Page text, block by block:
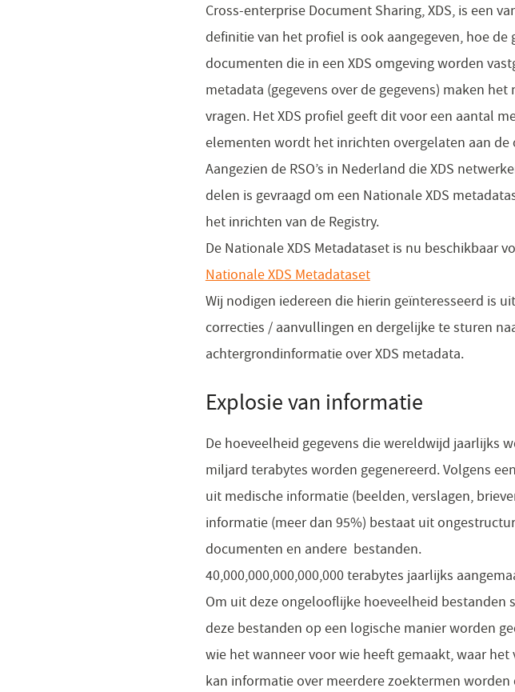
Cross-enterprise Document Sharing, XDS, is een
definitie van het profiel is ook aangegeven, hoe
documenten die in een XDS omgeving worden
metadata (gegevens over de gegevens) maken
vragen. Het XDS profiel geeft dit voor een aantal
elementen wordt het inrichten overgelaten aan de
Aangezien de RSO’s in Nederland die XDS
delen is gevraagd om een Nationale XDS
het inrichten van de Registry.
De Nationale XDS Metadataset is nu beschikbaar
Nationale XDS Metadataset
Wij nodigen iedereen die hierin geïnteresseerd is
correcties / aanvullingen en dergelijke te sturen
achtergrondinformatie over XDS metadata.
Explosie van informatie
De hoeveelheid gegevens die wereldwijd jaarlijks
miljard terabytes worden gegenereerd. Volgens
uit medische informatie (beelden, verslagen,
informatie (meer dan 95%) bestaat uit
documenten en andere bestanden.
40,000,000,000,000,000 terabytes jaarlijks
Om uit deze ongelooflijke hoeveelheid
deze bestanden op een logische manier worden
wie het wanneer voor wie heeft gemaakt, waar
kan informatie over meerdere zoektermen worden